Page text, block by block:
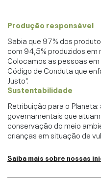
Produção responsável
Sabia que 97% dos
com 94,5% produzidos
Colocamos as pessoas
Código de Conduta que
Justo".
Sustentabilidade
Retribuição para o
governamentais que
conservação do meio
crianças em situação de
Saiba mais sobre nossas